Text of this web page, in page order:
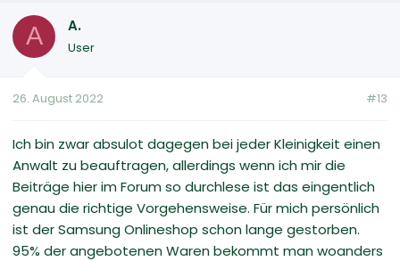
A A.
User
26. August 2022 #13
Ich bin zwar absulot dagegen bei jeder Kleinigkeit einen
Anwalt zu beauftragen, allerdings wenn ich mir die
Beiträge hier im Forum so durchlese ist das eingentlich
genau die richtige Vorgehensweise. Für mich persönlich
ist der Samsung Onlineshop schon lange gestorben.
95% der angebotenen Waren bekommt man woanders